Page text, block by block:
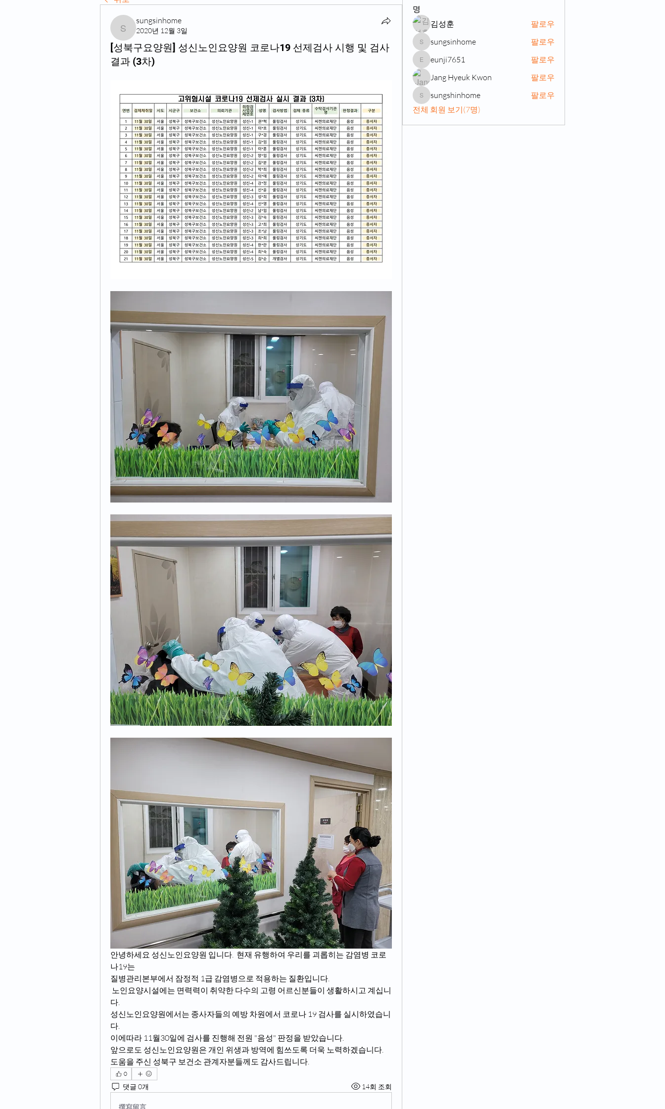
sungsinhome
sungsinhome
2020년 12월 3일
[성북구요양원] 성신노인요양원 코로나19 선제검사 시행 및 검사
결과 (3차)
안녕하세요 성신노인요양원 입니다.  현재 유행하여 우리를 괴롭히는 감염병 코로
나19는
질병관리본부에서 잠정적 1급 감염병으로 적용하는 질환입니다.
다.
성신노인요양원에서는 종사자들의 예방 차원에서 코로나 19 검사를 실시하였습니
다.
이에따라 11월30일에 검사를 진행해 전원 "음성" 판정을 받았습니다.
앞으로도 성신노인요양원은 개인 위생과 방역에 힘쓰도록 더욱 노력하겠습니다.
도움을 주신 성북구 보건소 관계자분들께도 감사드립니다.
0
댓글 0개 14회 조회
撰寫留言......
명
김성훈 팔로우
sungsinhome
sungsinhome 팔로우
eunji7651
eunji7651
팔로우
Jang Hyeuk Kwon
팔로우
sungshinhome
sungshinhome
팔로우
전체 회원 보기(7명)